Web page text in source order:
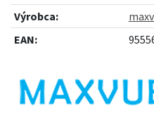
Výrobca:
EAN: